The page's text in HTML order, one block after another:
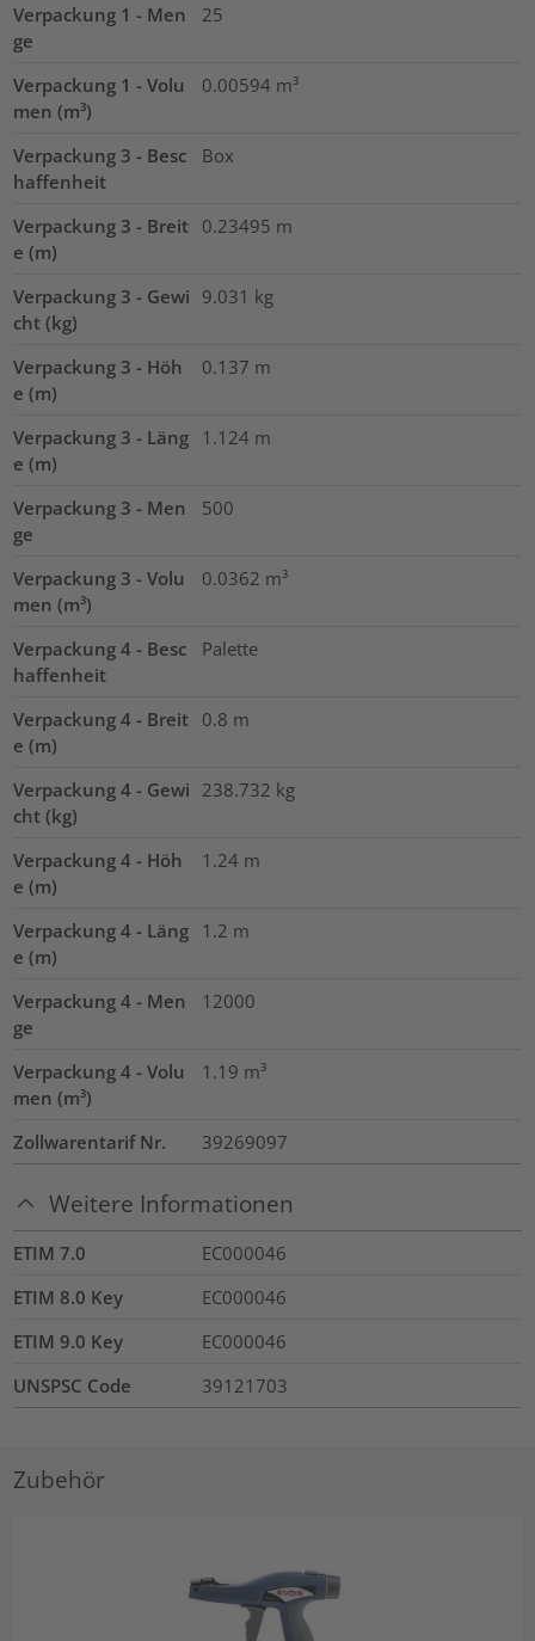
Verpackung 1 - Men
ge
25
Verpackung 1 - Volu
men (m³)
0.00594 m³
Verpackung 3 - Besc
haffenheit
Box
Verpackung 3 - Breit
e (m)
0.23495 m
Verpackung 3 - Gewi
cht (kg)
9.031 kg
Verpackung 3 - Höh
e (m)
0.137 m
Verpackung 3 - Läng
e (m)
1.124 m
Verpackung 3 - Men
ge
500
Verpackung 3 - Volu
men (m³)
0.0362 m³
Verpackung 4 - Besc
haffenheit
Palette
Verpackung 4 - Breit
e (m)
0.8 m
Verpackung 4 - Gewi
cht (kg)
238.732 kg
Verpackung 4 - Höh
e (m)
1.24 m
Verpackung 4 - Läng
e (m)
1.2 m
Verpackung 4 - Men
ge
12000
Verpackung 4 - Volu
men (m³)
1.19 m³
Zollwarentarif Nr. 39269097
Weitere Informationen
ETIM 7.0
EC000046
ETIM 8.0 Key
EC000046
ETIM 9.0 Key
EC000046
UNSPSC Code
39121703
Zubehör